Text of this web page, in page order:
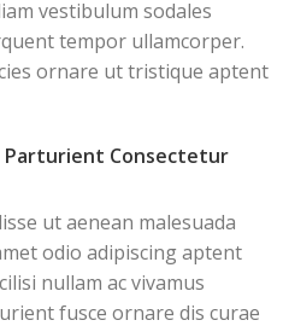
vestibulum sodales
tempor ullamcorper.
ornare ut tristique aptent
Parturient Consectetur
ut aenean malesuada
odio adipiscing aptent
nullam ac vivamus
fusce ornare dis curae